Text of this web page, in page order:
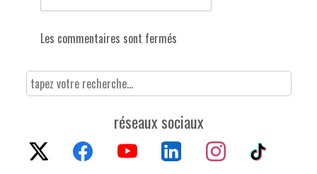
Les commentaires sont fermés
réseaux sociaux